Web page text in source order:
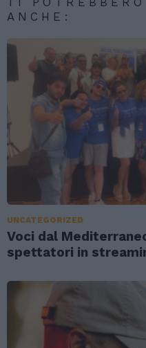
ANCHE:
UNCATEGORIZED
Voci dal
spettatori in